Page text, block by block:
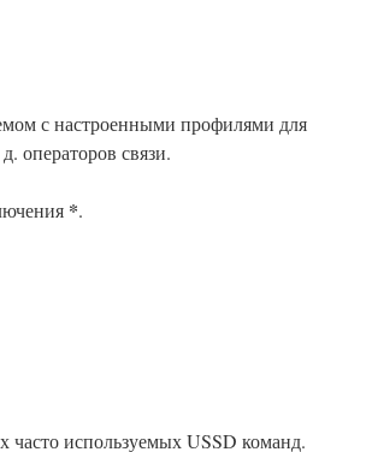
с настроенными профилями для
операторов связи.
*.
часто используемых USSD команд.